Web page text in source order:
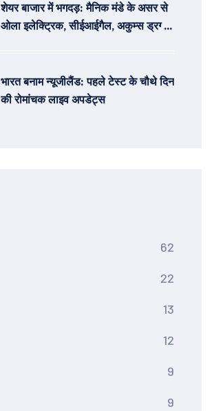
शेयर बाजार में भगदड़: मैनिक मंडे के असर से
ओला इलेक्ट्रिक, सीईआईगैल, अकुम्स ड्रग्स
भारत बनाम न्यूजीलैंड: पहले टेस्ट के चौथे दिन
की रोमांचक लाइव अपडेट्स
62
22
13
12
9
9